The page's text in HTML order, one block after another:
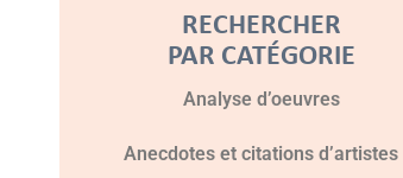
RECHERCHER
PAR CATÉGORIE
Analyse d’oeuvres
Anecdotes et citations d’artistes